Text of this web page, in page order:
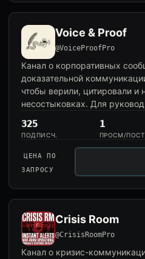
Voice & Proof
@VoiceProofPro
Канал о корпоративных
доказательной
чтобы верили, цитировали и
несостыковках. Для
325
ПОДПИСЧ.
1
ПРОСМ/ПОСТ
ЦЕНА ПО
ЗАПРОСУ
Crisis Room
@CrisisRoomPro
Канал о кризис-